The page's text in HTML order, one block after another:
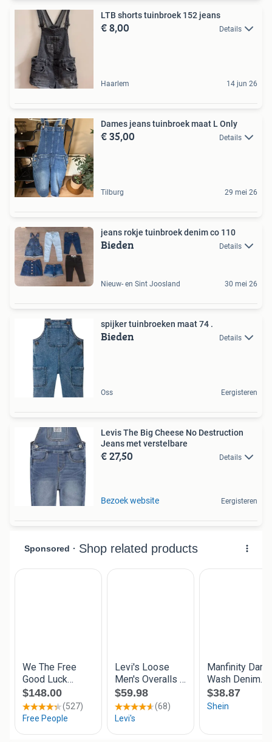
LTB shorts tuinbroek 152 jeans
€ 8,00 Details
Haarlem 14 jun 26
Dames jeans tuinbroek maat L Only
€ 35,00 Details
Tilburg 29 mei 26
jeans rokje tuinbroek denim co 110
Bieden Details
Nieuw- en Sint Joosland 30 mei 26
spijker tuinbroeken maat 74 .
Bieden Details
Oss Eergisteren
Levis The Big Cheese No Destruction
Jeans met verstelbare
€ 27,50 Details
Bezoek website Eergisteren